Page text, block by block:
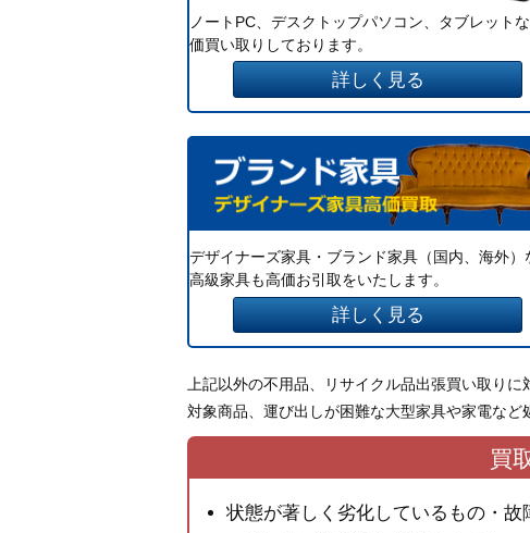
ノートPC、デスクトップパソコン、タブレット
価買い取りしております。
詳しく見る
デザイナーズ家具・ブランド家具（国内、海外）
高級家具も高価お引取をいたします。
詳しく見る
上記以外の不用品、リサイクル品出張買い取り
対象商品、運び出しが困難な大型家具や家電など
買
状態が著しく劣化しているもの・